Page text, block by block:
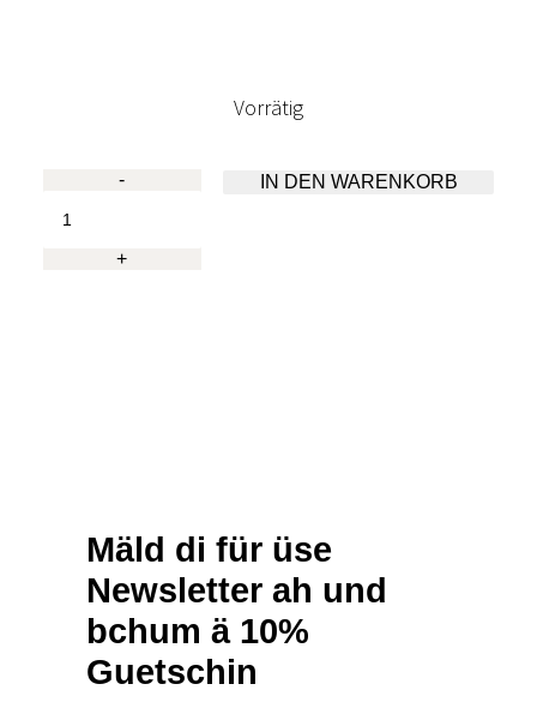
Vorrätig
Madeira
120,
-
+
IN DEN WARENKORB
Mäld di für üse
Newsletter ah und
bchum ä 10%
Guetschin